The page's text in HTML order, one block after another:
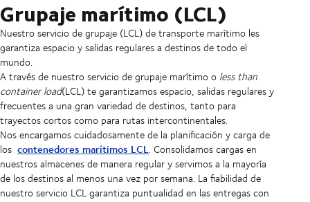
Grupaje marítimo (LCL)
Nuestro servicio de grupaje (LCL) de transporte marítimo les
garantiza espacio y salidas regulares a destinos de todo el
mundo.
A través de nuestro servicio de grupaje marítimo o less than
container load(LCL) te garantizamos espacio, salidas regulares y
frecuentes a una gran variedad de destinos, tanto para
trayectos cortos como para rutas intercontinentales.
Nos encargamos cuidadosamente de la planificación y carga de
los contenedores marítimos LCL. Consolidamos cargas en
nuestros almacenes de manera regular y servimos a la mayoría
de los destinos al menos una vez por semana. La fiabilidad de
nuestro servicio LCL garantiza puntualidad en las entregas con